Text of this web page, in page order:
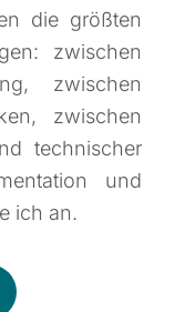
die größten
zwischen
zwischen
zwischen
technischer
und
ich an.